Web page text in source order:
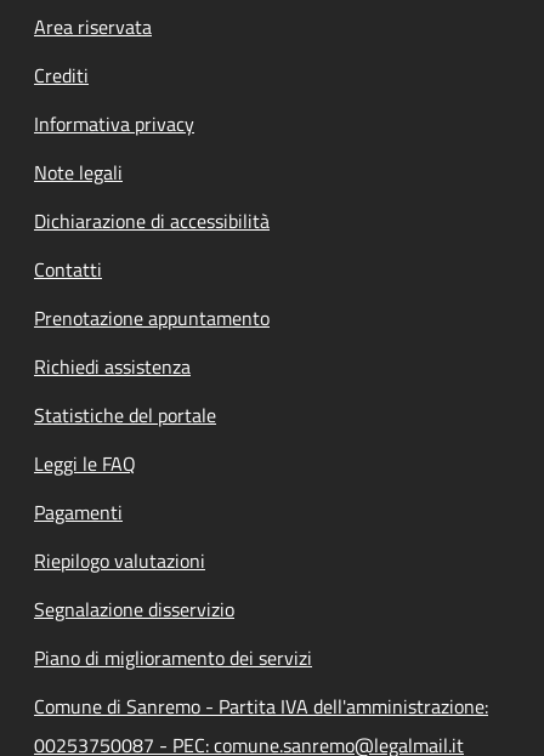
Footer menu
Area riservata
Crediti
Informativa privacy
Note legali
Dichiarazione di accessibilità
Contatti
Prenotazione appuntamento
Richiedi assistenza
Statistiche del portale
Leggi le FAQ
Pagamenti
Riepilogo valutazioni
Segnalazione disservizio
Piano di miglioramento dei servizi
Comune di Sanremo - Partita IVA dell'amministrazione:
00253750087 - PEC: comune.sanremo@legalmail.it